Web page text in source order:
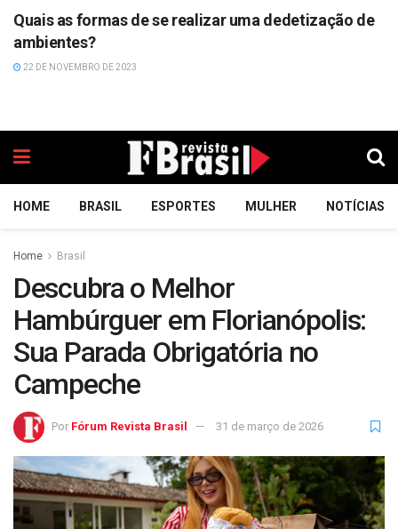
Quais as formas de se realizar uma dedetização de
ambientes?
22 DE NOVEMBRO DE 2023
HOME BRASIL ESPORTES MULHER NOTÍCIAS
Home Brasil
Descubra o Melhor
Hambúrguer em Florianópolis:
Sua Parada Obrigatória no
Campeche
Por Fórum Revista Brasil 31 de março de 2026